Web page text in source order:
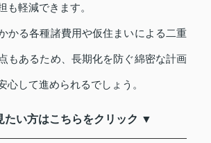
も軽減できます。
かる各種諸費用や仮住まいによる二重
もあるため、長期化を防ぐ綿密な計画
心して進められるでしょう。
たい方はこちらをクリック ▼